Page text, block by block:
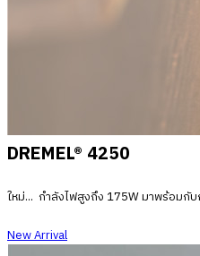
DREMEL® 4250
ใหม่... กำลังไฟสูงถึง 175W มาพร้อมกั
New Arrival